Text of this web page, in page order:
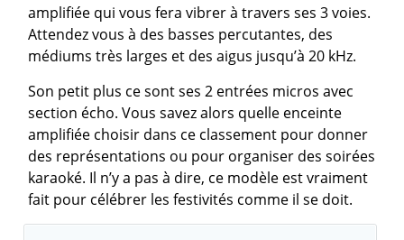
amplifiée qui vous fera vibrer à travers ses 3 voies.
Attendez vous à des basses percutantes, des
médiums très larges et des aigus jusqu’à 20 kHz.
Son petit plus ce sont ses 2 entrées micros avec
section écho. Vous savez alors quelle enceinte
amplifiée choisir dans ce classement pour donner
des représentations ou pour organiser des soirées
karaoké. Il n’y a pas à dire, ce modèle est vraiment
fait pour célébrer les festivités comme il se doit.